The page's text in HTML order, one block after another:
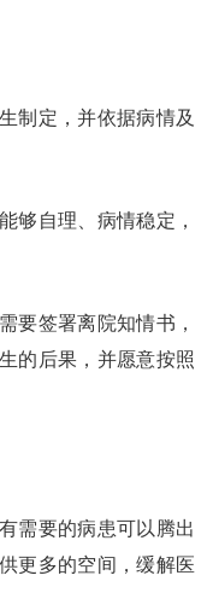
制定，并依据病情及
够自理、病情稳定，
要签署离院知情书，
的后果，并愿意按照
需要的病患可以腾出
更多的空间，缓解医